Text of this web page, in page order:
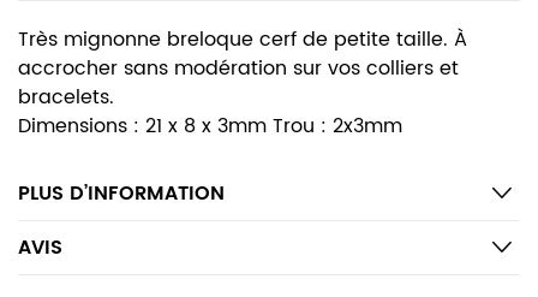
Très mignonne breloque cerf de petite taille. À
accrocher sans modération sur vos colliers et
bracelets.
Dimensions : 21 x 8 x 3mm Trou : 2x3mm
PLUS D’INFORMATION
AVIS